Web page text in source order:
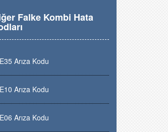
Falke Kombi Hata
E35 Arıza Kodu
E10 Arıza Kodu
E06 Arıza Kodu